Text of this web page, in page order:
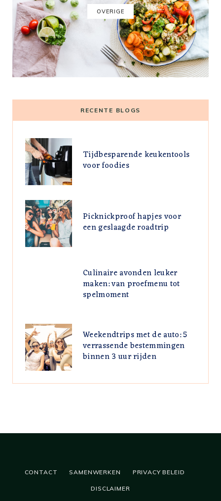
OVERIGE
RECENTE BLOGS
Tijdbesparende keukentools
voor foodies
Picknickproof hapjes voor
een geslaagde roadtrip
Culinaire avonden leuker
maken: van proefmenu tot
spelmoment
Weekendtrips met de auto: 5
verrassende bestemmingen
binnen 3 uur rijden
CONTACT SAMENWERKEN PRIVACY BELEID
DISCLAIMER